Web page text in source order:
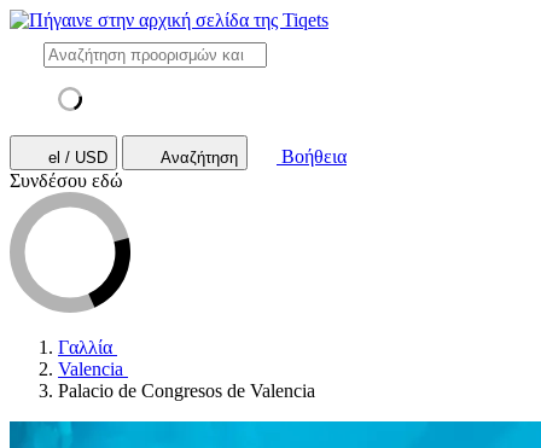
el / USD Αναζήτηση
Βοήθεια
Συνδέσου εδώ
Γαλλία
Valencia
Palacio de Congresos de Valencia